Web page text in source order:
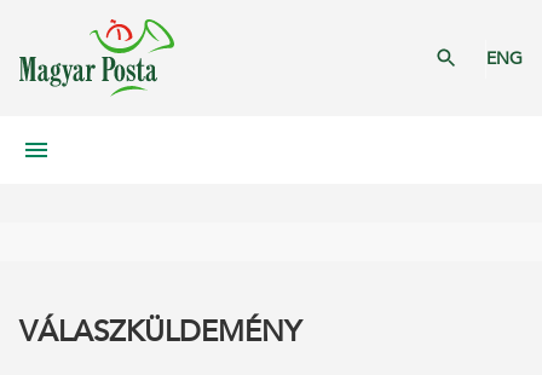
ENG
VÁLASZKÜLDEMÉNY